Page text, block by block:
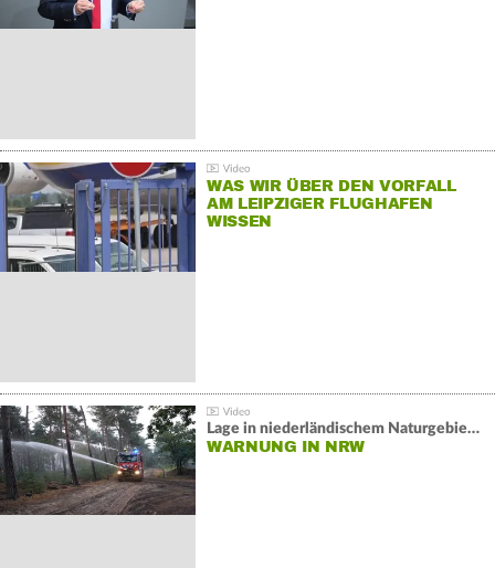
WAS WIR ÜBER DEN VORFALL
AM LEIPZIGER FLUGHAFEN
WISSEN
Lage in niederländischem Naturgebiet stabil
WARNUNG IN NRW